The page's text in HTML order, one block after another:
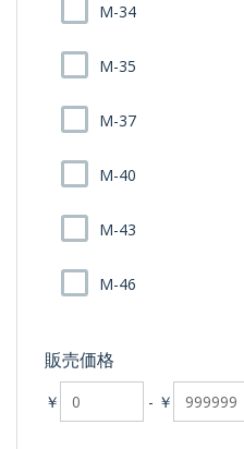
M-34
M-35
M-37
M-40
M-43
M-46
販売価格
￥ - ￥